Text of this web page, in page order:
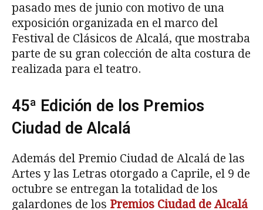
pasado mes de junio con motivo de una
exposición organizada en el marco del
Festival de Clásicos de Alcalá, que mostraba
parte de su gran colección de alta costura de
realizada para el teatro.
45ª Edición de los Premios
Ciudad de Alcalá
Además del Premio Ciudad de Alcalá de las
Artes y las Letras otorgado a Caprile, el 9 de
octubre se entregan la totalidad de los
galardones de los Premios Ciudad de Alcalá